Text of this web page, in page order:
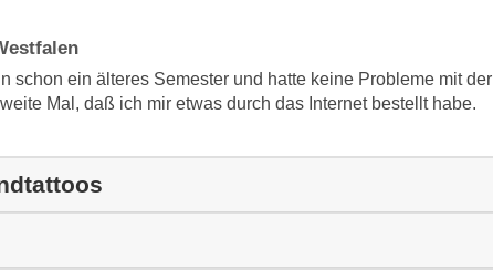
schon ein älteres Semester und hatte keine Probleme mit der
Mal, daß ich mir etwas durch das Internet bestellt habe.